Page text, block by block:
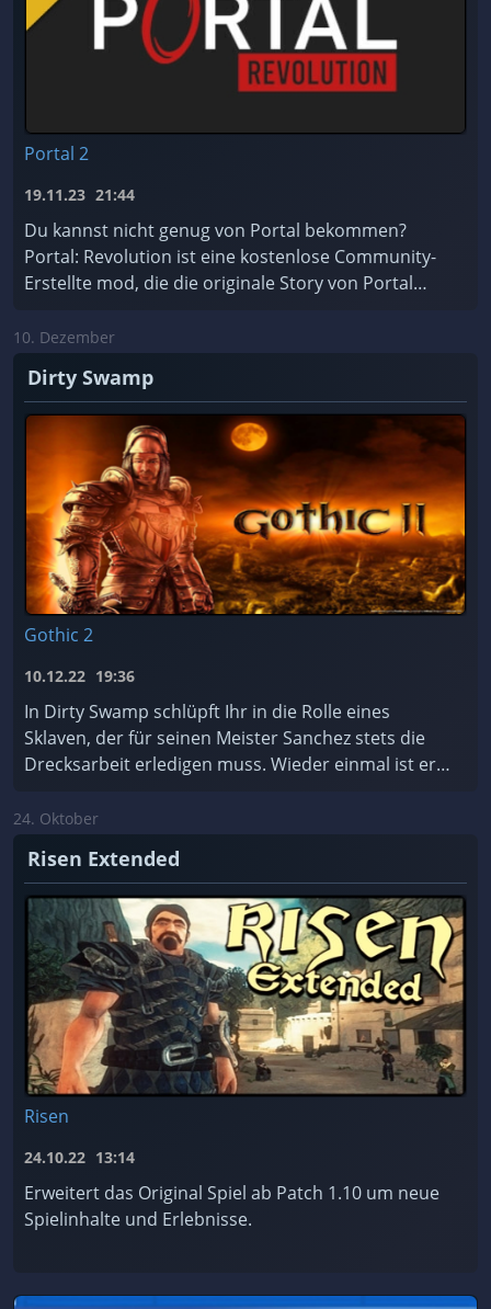
Portal 2
19.11.23 21:44
Du kannst nicht genug von Portal bekommen?
Portal: Revolution ist eine kostenlose Community-
Erstellte mod, die die originale Story von Portal
10. Dezember
Dirty Swamp
Gothic 2
10.12.22 19:36
In Dirty Swamp schlüpft Ihr in die Rolle eines
Sklaven, der für seinen Meister Sanchez stets die
Drecksarbeit erledigen muss. Wieder einmal ist er
24. Oktober
Risen Extended
Risen
24.10.22 13:14
Erweitert das Original Spiel ab Patch 1.10 um neue
Spielinhalte und Erlebnisse.